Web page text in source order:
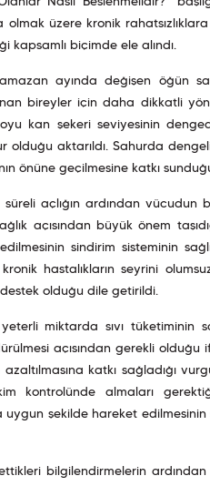
üzere kronik rahatsızlıklara
kapsamlı biçimde ele alındı.
ayında değişen öğün
bireyler için daha dikkatli
kan şekeri seviyesinin
olduğu aktarıldı. Sahurda
önüne geçilmesine katkı
açlığın ardından
açısından büyük önem
sindirim sisteminin
hastalıkların seyrini
destek olduğu dile getirildi.
miktarda sıvı tüketiminin
açısından gerekli olduğu
katkı sağladığı
kontrolünde almaları
şekilde hareket edilmesinin
bilgilendirmelerin